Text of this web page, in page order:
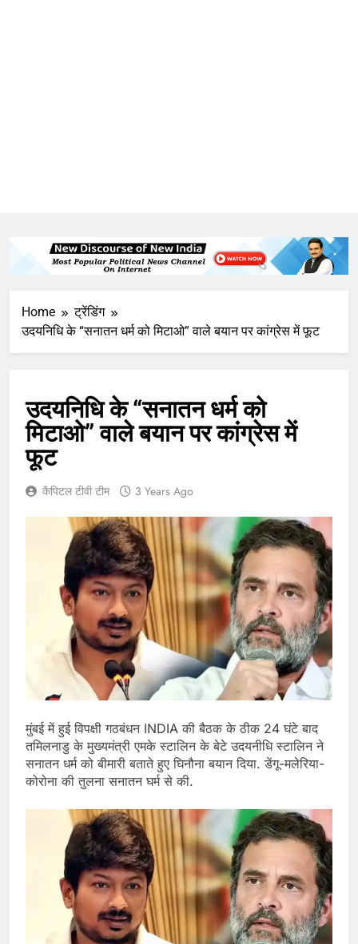
Home
ट्रेंडिंग
उदयनिधि के “सनातन धर्म को मिटाओ” वाले बयान पर कांग्रेस में फूट
उदयनिधि के “सनातन धर्म को
मिटाओ” वाले बयान पर कांग्रेस में
फूट
कैपिटल टीवी टीम 3 Years Ago
मुंबई में हुई विपक्षी गठबंधन INDIA की बैठक के ठीक 24 घंटे बाद
तमिलनाडु के मुख्यमंत्री एमके स्टालिन के बेटे उदयनीधि स्टालिन ने
सनातन धर्म को बीमारी बताते हुए घिनौना बयान दिया. डेंगू-मलेरिया-
कोरोना की तुलना सनातन घर्म से की.